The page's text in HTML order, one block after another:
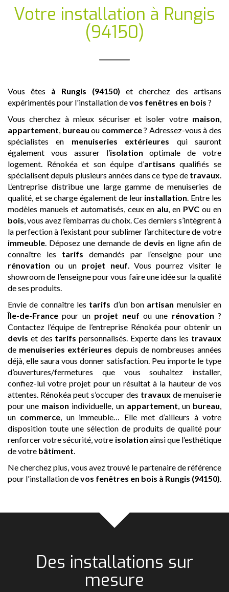
Votre installation à Rungis
(94150)
Vous êtes à Rungis (94150) et cherchez des artisans
expérimentés pour l'installation devos fenêtres en bois ?
Vous cherchez à mieux sécuriser et isoler votre maison,
appartement, bureau ou commerce? Adressez-vous à des
spécialistes en menuiseries extérieures qui sauront
également vous assurer l’isolation optimale de votre
logement. Rénokéa et son équipe d’artisans qualifiés se
spécialisent depuis plusieurs années dans ce type de travaux.
L’entreprise distribue une large gamme de menuiseries de
qualité, et se charge également de leur installation. Entre les
modèles manuels et automatisés, ceux en alu, en PVC ou en
bois, vous avez l’embarras du choix. Ces derniers s’intègrent à
la perfection à l’existant pour sublimer l’architecture de votre
immeuble. Déposez une demande de devis en ligne afin de
connaître les tarifs demandés par l’enseigne pour une
rénovation ou un projet neuf. Vous pourrez visiter le
showroom de l’enseigne pour vous faire une idée sur la qualité
de ses produits.
Envie de connaître les tarifs d’un bon artisan menuisier en
Île-de-France pour un projet neuf ou une rénovation ?
Contactez l’équipe de l’entreprise Rénokéa pour obtenir un
devis et des tarifs personnalisés. Experte dans les travaux
de menuiseries extérieures depuis de nombreuses années
déjà, elle saura vous donner satisfaction. Peu importe le type
d’ouvertures/fermetures que vous souhaitez installer,
confiez-lui votre projet pour un résultat à la hauteur de vos
attentes. Rénokéa peut s’occuper des travaux de menuiserie
pour une maison individuelle, un appartement, un bureau,
un commerce, un immeuble… Elle met d’ailleurs à votre
disposition toute une sélection de produits de qualité pour
renforcer votre sécurité, votre isolation ainsi que l’esthétique
de votre bâtiment.
Ne cherchez plus, vous avez trouvé le partenaire de référence
pour l'installation devos fenêtres en bois à Rungis (94150).
Des installations sur
mesure